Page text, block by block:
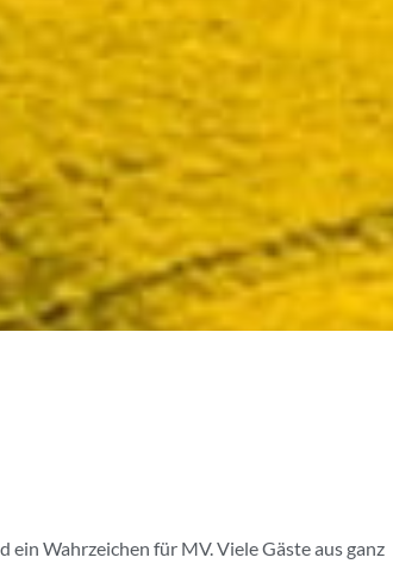
Wahrzeichen für MV. Viele Gäste aus ganz